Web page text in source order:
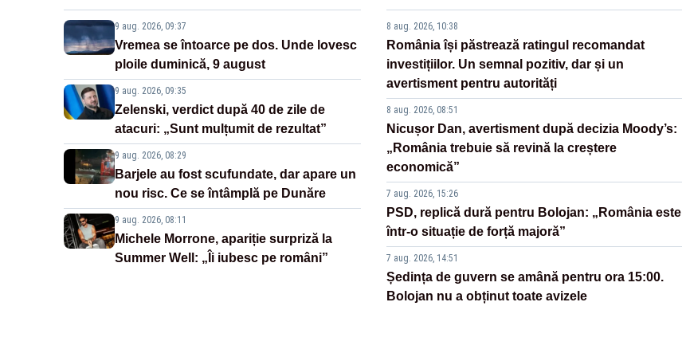
9 aug. 2026, 09:37
Vremea se întoarce pe dos. Unde lovesc
ploile duminică, 9 august
9 aug. 2026, 09:35
Zelenski, verdict după 40 de zile de
atacuri: „Sunt mulțumit de rezultat”
9 aug. 2026, 08:29
Barjele au fost scufundate, dar apare un
nou risc. Ce se întâmplă pe Dunăre
9 aug. 2026, 08:11
Michele Morrone, apariție surpriză la
Summer Well: „Îi iubesc pe români”
8 aug. 2026, 10:38
România își păstrează ratingul recomandat
investițiilor. Un semnal pozitiv, dar și un
avertisment pentru autorități
8 aug. 2026, 08:51
Nicușor Dan, avertisment după decizia Moody’s:
„România trebuie să revină la creștere
economică”
7 aug. 2026, 15:26
PSD, replică dură pentru Bolojan: „România este
într-o situație de forță majoră”
7 aug. 2026, 14:51
Ședința de guvern se amână pentru ora 15:00.
Bolojan nu a obținut toate avizele